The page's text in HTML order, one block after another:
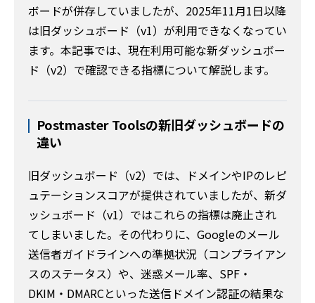
ボードが併存していましたが、2025年11月1日以降
は旧ダッシュボード（v1）が利用できなくなってい
ます。本記事では、現在利用可能な新ダッシュボー
ド（v2）で確認できる指標について解説します。
Postmaster Toolsの新旧ダッシュボードの
違い
旧ダッシュボード（v2）では、ドメインやIPのレピ
ュテーションスコアが提供されていましたが、新ダ
ッシュボード（v1）ではこれらの指標は廃止され
てしまいました。その代わりに、Googleのメール
送信者ガイドラインへの準拠状況（コンプライアン
スのステータス）や、迷惑メール率、SPF・
DKIM・DMARCといった送信ドメイン認証の結果な